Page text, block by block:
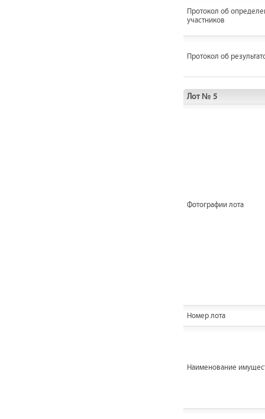
Протокол об
участников
Протокол об
Лот № 5
Фотографии лота
Номер лота
Наименование